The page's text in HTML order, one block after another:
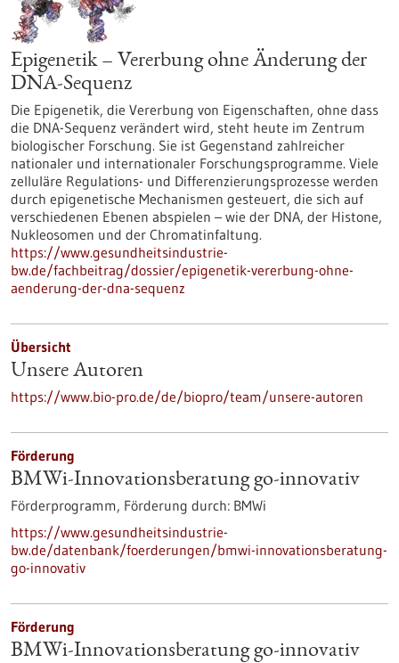
Epigenetik – Vererbung ohne Änderung der
DNA-Sequenz
Die Epigenetik, die Vererbung von Eigenschaften, ohne dass
die DNA-Sequenz verändert wird, steht heute im Zentrum
biologischer Forschung. Sie ist Gegenstand zahlreicher
nationaler und internationaler Forschungsprogramme. Viele
zelluläre Regulations- und Differenzierungsprozesse werden
durch epigenetische Mechanismen gesteuert, die sich auf
verschiedenen Ebenen abspielen – wie der DNA, der Histone,
Nukleosomen und der Chromatinfaltung.
https://www.gesundheitsindustrie-
bw.de/fachbeitrag/dossier/epigenetik-vererbung-ohne-
aenderung-der-dna-sequenz
Übersicht
Unsere Autoren
https://www.bio-pro.de/de/biopro/team/unsere-autoren
Förderung
BMWi-Innovationsberatung go-innovativ
Förderprogramm, Förderung durch: BMWi
https://www.gesundheitsindustrie-
bw.de/datenbank/foerderungen/bmwi-innovationsberatung-
go-innovativ
Förderung
BMWi-Innovationsberatung go-innovativ